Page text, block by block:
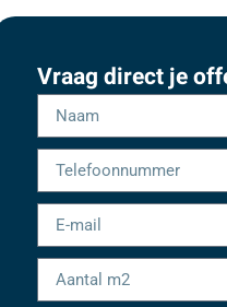
Vraag direct je